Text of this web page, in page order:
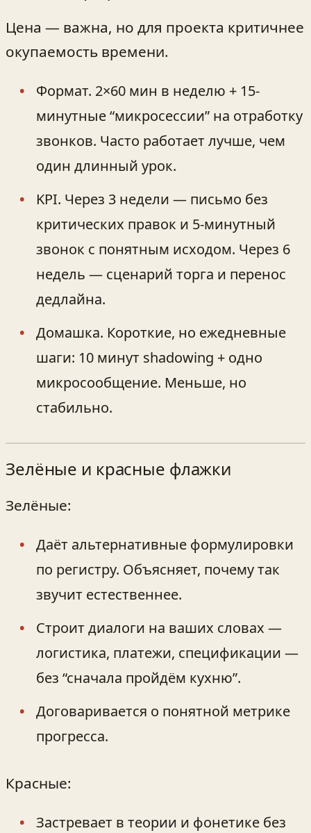
Цена — важна, но для проекта критичнее
окупаемость времени.
Формат. 2×60 мин в неделю + 15-
минутные “микросессии” на отработку
звонков. Часто работает лучше, чем
один длинный урок.
KPI. Через 3 недели — письмо без
критических правок и 5-минутный
звонок с понятным исходом. Через 6
недель — сценарий торга и перенос
дедлайна.
Домашка. Короткие, но ежедневные
шаги: 10 минут shadowing + одно
микросообщение. Меньше, но
стабильно.
Зелёные и красные флажки
Зелёные:
Даёт альтернативные формулировки
по регистру. Объясняет, почему так
звучит естественнее.
Строит диалоги на ваших словах —
логистика, платежи, спецификации —
без “сначала пройдём кухню”.
Договаривается о понятной метрике
прогресса.
Красные:
Застревает в теории и фонетике без